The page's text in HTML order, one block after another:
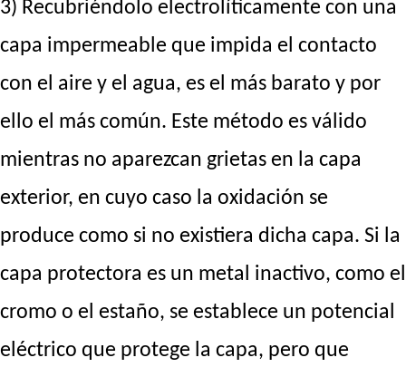
3) Recubriéndolo electrolíticamente con una
capa impermeable que impida el contacto
con el aire y el agua, es el más barato y por
ello el más común. Este método es válido
mientras no aparezcan grietas en la capa
exterior, en cuyo caso la oxidación se
produce como si no existiera dicha capa. Si la
capa protectora es un metal inactivo, como el
cromo o el estaño, se establece un potencial
eléctrico que protege la capa, pero que